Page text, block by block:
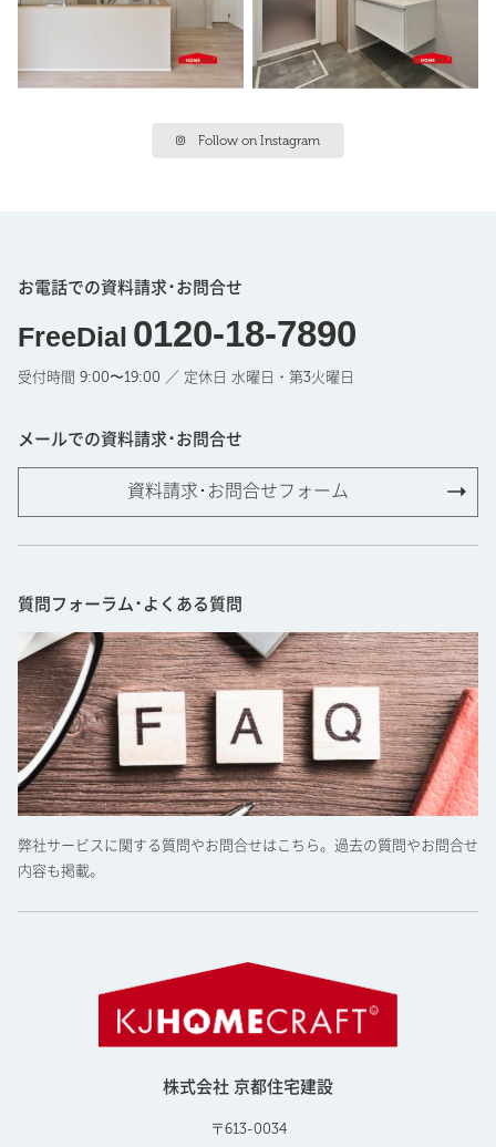
Follow on Instagram
お電話での資料請求･お問合せ
FreeDial 0120-18-7890
受付時間 9:00〜19:00 ／ 定休日 水曜日・第3火曜日
メールでの資料請求･お問合せ
資料請求･お問合せフォーム
質問フォーラム･よくある質問
弊社サービスに関する質問やお問合せはこちら。過去の質問やお問合せ
内容も掲載。
株式会社 京都住宅建設
〒613-0034